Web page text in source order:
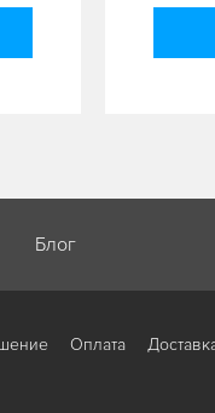
Блог
Оплата